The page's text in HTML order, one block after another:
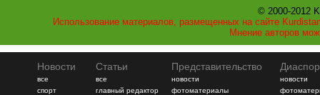
© 2000-2012
Использование материалов, размещенных на сайте
Мнение авторов
Новости
все
спорт
Статьи
все
главный редактор
Представительство
новости
фотоматериалы
новости